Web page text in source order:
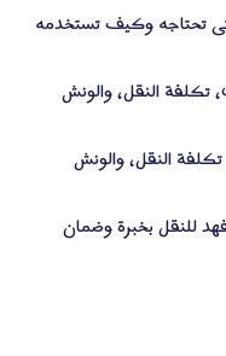
تحتاجه وكيف تستخدمه
– الخدمات، تكلفة النقل، والونش
النقل، والونش
للنقل بخبرة وضمان